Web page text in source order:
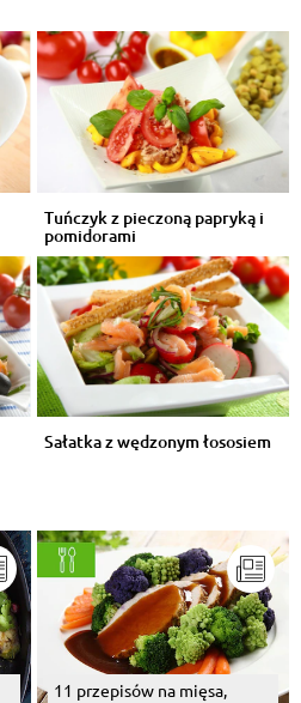
Tuńczyk z pieczoną papryką i
pomidorami
Sałatka z wędzonym łososiem
11 przepisów na mięsa,